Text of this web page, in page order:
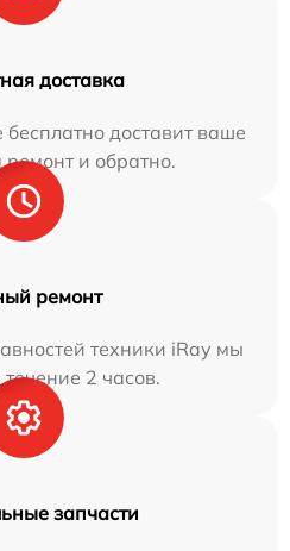
доставка
доставит ваше
ремонт и обратно.
ремонт
техники iRay мы
2 часов.
запчасти